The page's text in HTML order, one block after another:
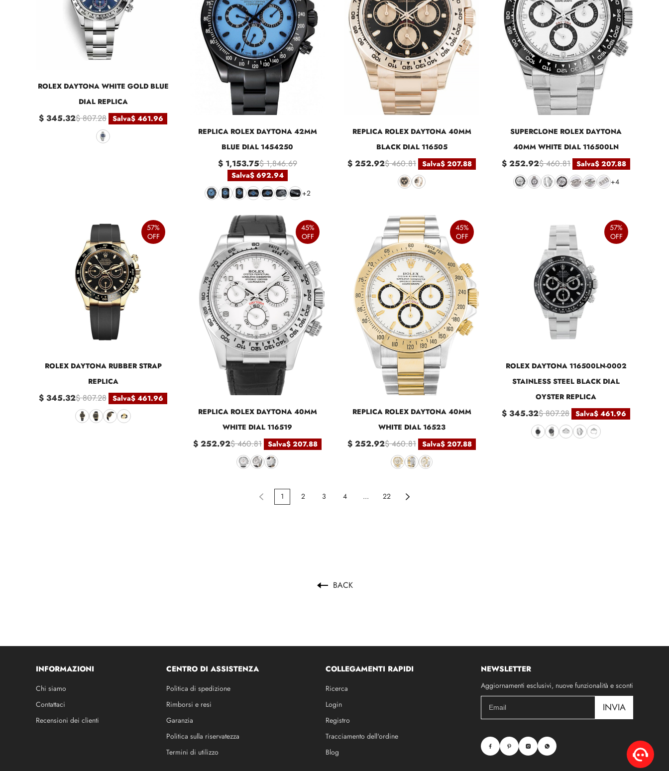
ROLEX DAYTONA WHITE GOLD BLUE
DIAL REPLICA
$ 345.32$ 807.28 Salva$ 461.96
REPLICA ROLEX DAYTONA 42MM
BLUE DIAL 1454250
$ 1,153.75$ 1,846.69
Salva$ 692.94
+2
REPLICA ROLEX DAYTONA 40MM
BLACK DIAL 116505
$ 252.92$ 460.81 Salva$ 207.88
SUPERCLONE ROLEX DAYTONA
40MM WHITE DIAL 116500LN
$ 252.92$ 460.81 Salva$ 207.88
+4
57%
OFF
ROLEX DAYTONA RUBBER STRAP
REPLICA
$ 345.32$ 807.28 Salva$ 461.96
45%
OFF
REPLICA ROLEX DAYTONA 40MM
WHITE DIAL 116519
$ 252.92$ 460.81 Salva$ 207.88
45%
OFF
REPLICA ROLEX DAYTONA 40MM
WHITE DIAL 16523
$ 252.92$ 460.81 Salva$ 207.88
57%
OFF
ROLEX DAYTONA 116500LN-0002
STAINLESS STEEL BLACK DIAL
OYSTER REPLICA
$ 345.32$ 807.28 Salva$ 461.96
1 2 3 4 ... 22
BACK
INFORMAZIONI
Chi siamo
Contattaci
Recensioni dei clienti
CENTRO DI ASSISTENZA
Politica di spedizione
Rimborsi e resi
Garanzia
Politica sulla riservatezza
Termini di utilizzo
COLLEGAMENTI RAPIDI
Ricerca
Login
Registro
Tracciamento dell'ordine
Blog
NEWSLETTER
Aggiornamenti esclusivi, nuove funzionalità e sconti
INVIA